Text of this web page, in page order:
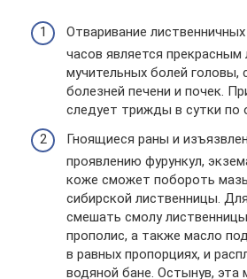
Отваривание
часов является
мучительных болей головы,
болезней печени и почек.
следует трижды в сутки по
Гноящиеся раны и
проявлению фурункул,
коже сможет побороть
сибирской лиственницы.
смешать смолу
прополис, а также масло
в равных пропорциях, и
водяной бане. Остынув, эта